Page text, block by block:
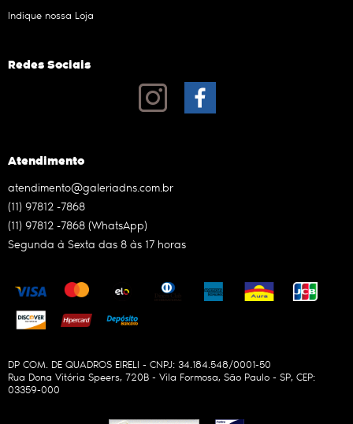
Indique nossa Loja
Redes Sociais
Atendimento
(11) 97812 -7868
(11) 97812 -7868 (WhatsApp)
Segunda à Sexta das 8 às 17 horas
atendimento@galeriadns.com.br
DP COM. DE QUADROS EIRELI - CNPJ: 34.184.548/0001-50
Rua Dona Vitória Speers, 720B - Vila Formosa, São Paulo - SP, CEP:
03359-000